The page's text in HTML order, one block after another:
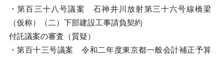
・第百三十八号議案 石神井川放射第三十六号線橋梁
（仮称）（二）下部建設工事請負契約
付託議案の審査（質疑）
・第百十三号議案 令和二年度東京都一般会計補正予算